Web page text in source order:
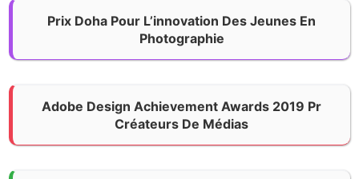
Prix Doha Pour L’innovation Des Jeunes En
Photographie
Adobe Design Achievement Awards 2019 Pr
Créateurs De Médias